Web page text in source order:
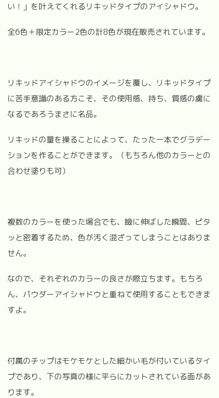
い！」を叶えてくれるリキッドタイプのアイシャドウ。
全6色＋限定カラー2色の計8色が現在販売されています。
リキッドアイシャドウのイメージを覆し、リキッドタイプ
に苦手意識のある方こそ、その使用感、持ち、質感の虜に
なるであろうまさに名品。
リキッドの量を操ることによって、たった一本でグラデー
ションを作ることができます。（もちろん他のカラーとの
合わせ塗りも可）
複数のカラーを使った場合でも、瞼に伸ばした瞬間、ピタ
ッと密着するため、色が汚く混ざってしまうことはありま
せん。
なので、それぞれのカラーの良さが際立ちます。もちろ
ん、パウダーアイシャドウと重ねて使用することもできま
すよ。
付属のチップはモケモケとした細かい毛が付いているタイ
プであり、下の写真の様に平らにカットされている面があ
ります。